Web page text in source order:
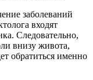
заболеваний
входят
Следовательно,
внизу живота,
обратиться именно